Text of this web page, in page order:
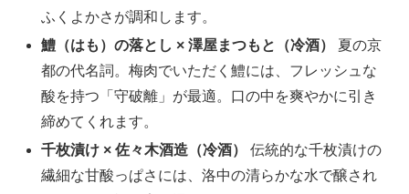
ふくよかさが調和します。
鱧（はも）の落とし × 澤屋まつもと（冷酒）
夏の京
都の代名詞。梅肉でいただく鱧には、フレッシュな
酸を持つ「守破離」が最適。口の中を爽やかに引き
締めてくれます。
千枚漬け × 佐々木酒造（冷酒）
伝統的な千枚漬けの
繊細な甘酸っぱさには、洛中の清らかな水で醸され